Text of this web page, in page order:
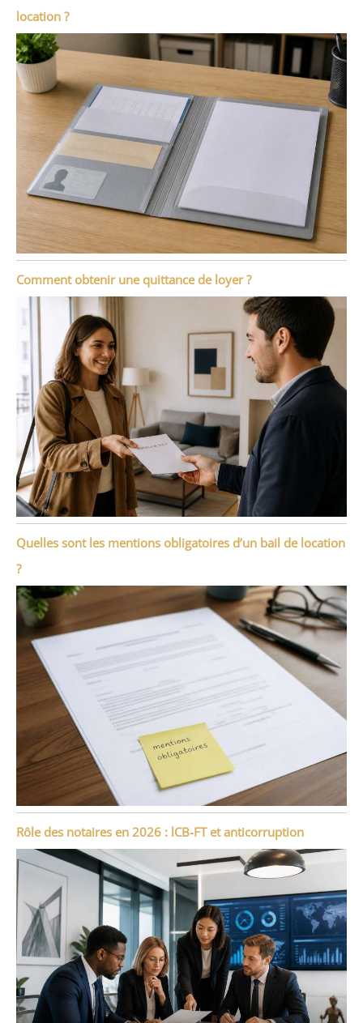
location ?
Comment obtenir une quittance de loyer ?
Quelles sont les mentions obligatoires d’un bail de location
?
Rôle des notaires en 2026 : lCB-FT et anticorruption